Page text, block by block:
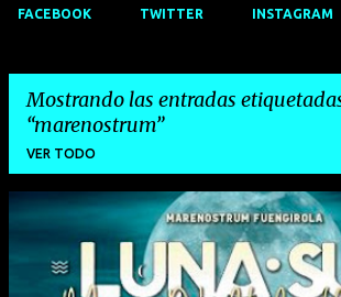
FACEBOOK TWITTER INSTAGRAM
Mostrando las entradas
marenostrum
VER TODO